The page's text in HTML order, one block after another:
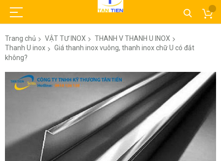
Trang chủ VẬT TƯ INOX
THANH V THANH U INOX
Thanh U inox
Giá thanh inox vuông, thanh inox chữ U có đắt
không?
Chuyển
đến
phần
ảnh